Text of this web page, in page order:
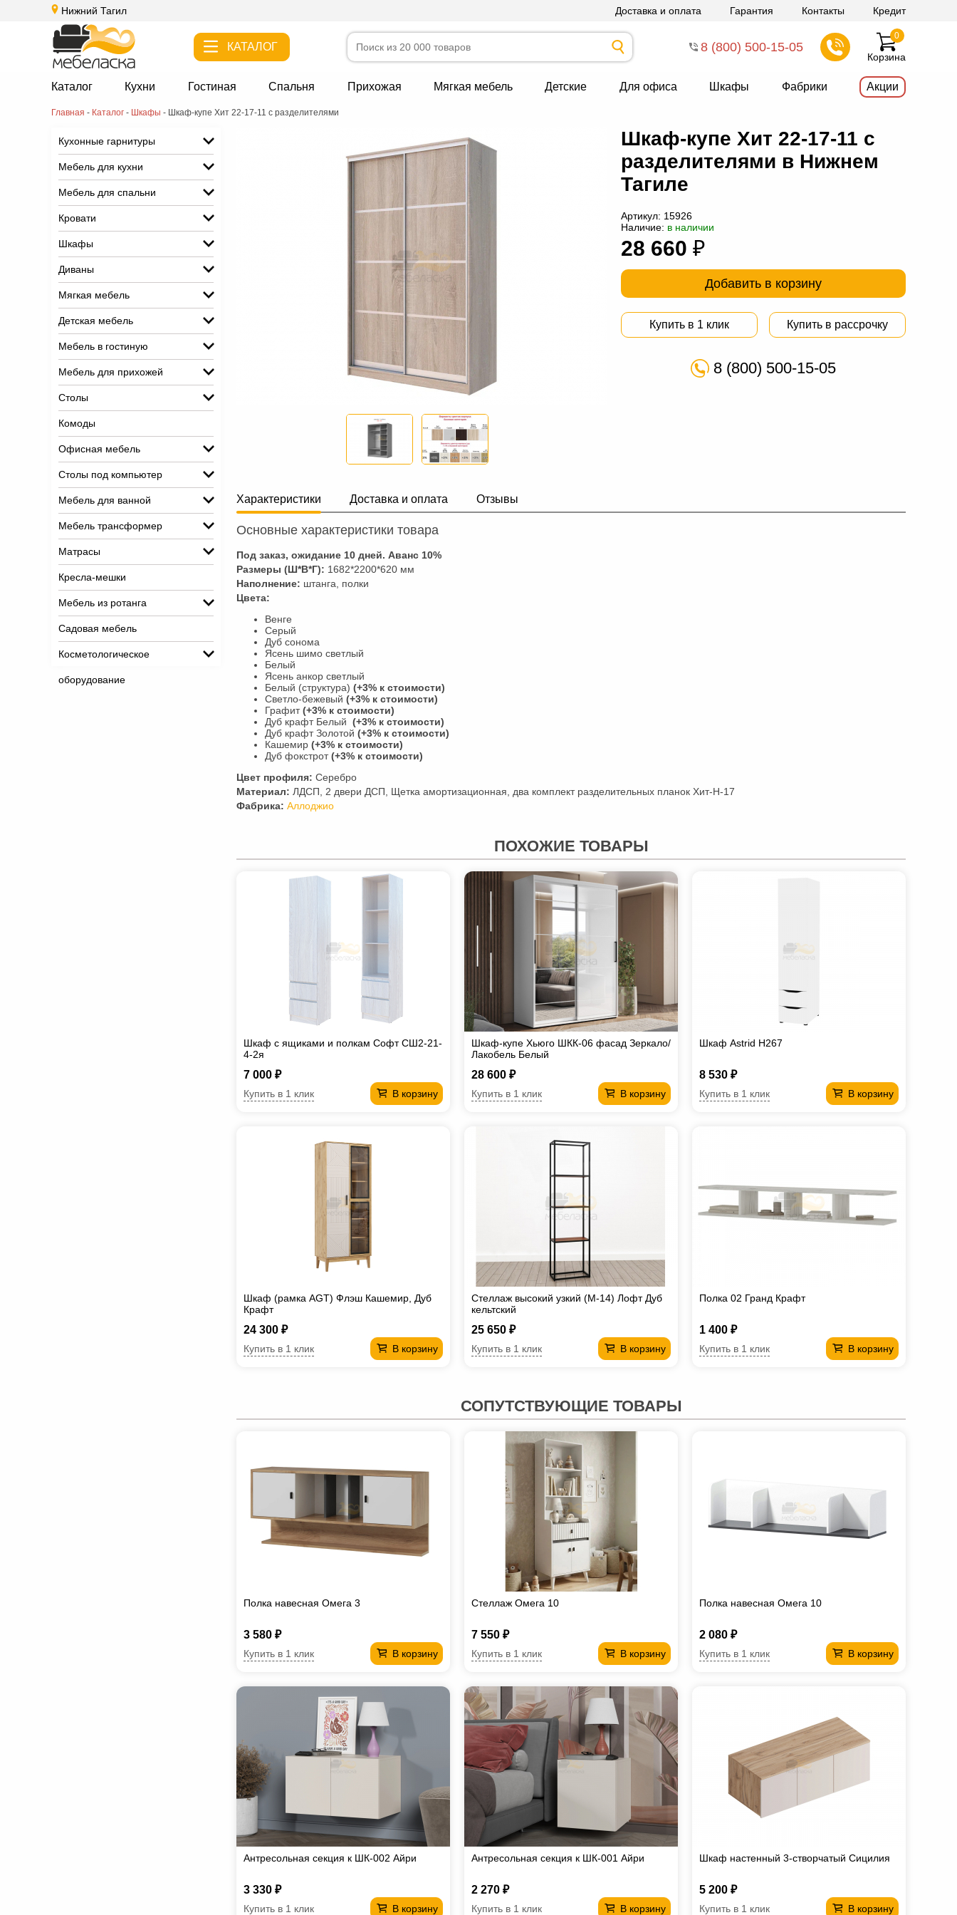
Нижний Тагил Доставка и оплата Гарантия Контакты Кредит
КАТАЛОГ 8 (800) 500-15-05
Корзина
0
Каталог Кухни Гостиная Спальня Прихожая Мягкая мебель Детские Для офиса Шкафы Фабрики Акции
Главная - Каталог - Шкафы - Шкаф-купе Хит 22-17-11 с разделителями
Кухонные гарнитуры
Мебель для кухни
Мебель для спальни
Кровати
Шкафы
Диваны
Мягкая мебель
Детская мебель
Мебель в гостиную
Мебель для прихожей
Столы
Комоды
Офисная мебель
Столы под компьютер
Мебель для ванной
Мебель трансформер
Матрасы
Кресла-мешки
Мебель из ротанга
Садовая мебель
Косметологическое
оборудование
Шкаф-купе Хит 22-17-11 с
разделителями в Нижнем
Тагиле
Артикул: 15926
Наличие: в наличии
28 660 ₽
Добавить в корзину
Купить в 1 клик Купить в рассрочку
8 (800) 500-15-05
Характеристики Доставка и оплата Отзывы
Основные характеристики товара
Под заказ, ожидание 10 дней. Аванс 10%
Размеры (Ш*В*Г): 1682*2200*620 мм
Наполнение: штанга, полки
Цвета:
Венге
Серый
Дуб сонома
Ясень шимо светлый
Белый
Ясень анкор светлый
Белый (структура) (+3% к стоимости)
Светло-бежевый (+3% к стоимости)
Графит(+3% к стоимости)
Дуб крафт Белый (+3% к стоимости)
Дуб крафт Золотой (+3% к стоимости)
Кашемир (+3% к стоимости)
Дуб фокстрот(+3% к стоимости)
Цвет профиля: Серебро
Материал: ЛДСП, 2 двери ДСП, Щетка амортизационная, два комплект разделительных планок Хит-Н-17
Фабрика: Аллоджио
ПОХОЖИЕ ТОВАРЫ
Шкаф с ящиками и полкам Софт СШ2-21-
4-2я
7 000 ₽
В корзину
Купить в 1 клик
Шкаф-купе Хьюго ШКК-06 фасад Зеркало/
Лакобель Белый
28 600 ₽
В корзину
Купить в 1 клик
Шкаф Astrid H267
8 530 ₽
В корзину
Купить в 1 клик
Шкаф (рамка AGT) Флэш Кашемир, Дуб
Крафт
24 300 ₽
В корзину
Купить в 1 клик
Стеллаж высокий узкий (М-14) Лофт Дуб
кельтский
25 650 ₽
В корзину
Купить в 1 клик
Полка 02 Гранд Крафт
1 400 ₽
В корзину
Купить в 1 клик
СОПУТСТВУЮЩИЕ ТОВАРЫ
Полка навесная Омега 3
3 580 ₽
В корзину
Купить в 1 клик
Стеллаж Омега 10
7 550 ₽
В корзину
Купить в 1 клик
Полка навесная Омега 10
2 080 ₽
В корзину
Купить в 1 клик
Антресольная секция к ШК-002 Айри
3 330 ₽
В корзину
Купить в 1 клик
Антресольная секция к ШК-001 Айри
2 270 ₽
В корзину
Купить в 1 клик
Шкаф настенный 3-створчатый Сицилия
5 200 ₽
В корзину
Купить в 1 клик